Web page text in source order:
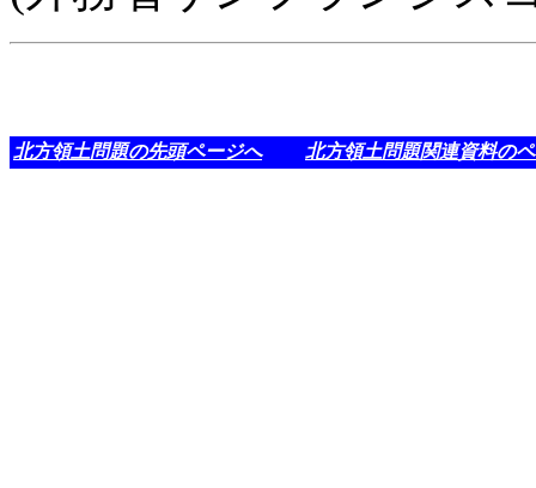
北方領土問題の先頭ページへ 北方領土問題関連資料の